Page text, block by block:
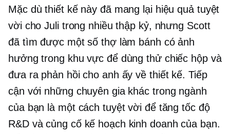
Mặc dù thiết kế này đã mang lại hiệu quả tuyệt
vời cho Juli trong nhiều thập kỷ, nhưng Scott
đã tìm được một số thợ làm bánh có ảnh
hưởng trong khu vực để dùng thử chiếc hộp và
đưa ra phản hồi cho anh ấy về thiết kế. Tiếp
cận với những chuyên gia khác trong ngành
của bạn là một cách tuyệt vời để tăng tốc độ
R&D và củng cố kế hoạch kinh doanh của bạn.